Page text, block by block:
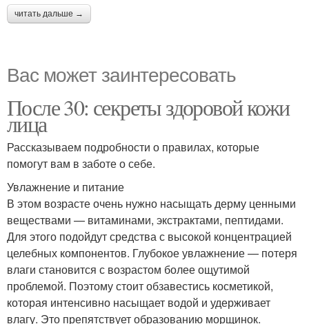
читать дальше →
Вас может заинтересовать
После 30: секреты здоровой кожи
лица
Рассказываем подробности о правилах, которые
помогут вам в заботе о себе.
Увлажнение и питание
В этом возрасте очень нужно насыщать дерму ценными
веществами — витаминами, экстрактами, пептидами.
Для этого подойдут средства с высокой концентрацией
целебных компонентов. Глубокое увлажнение — потеря
влаги становится с возрастом более ощутимой
проблемой. Поэтому стоит обзавестись косметикой,
которая интенсивно насыщает водой и удерживает
влагу. Это препятствует образованию морщинок.